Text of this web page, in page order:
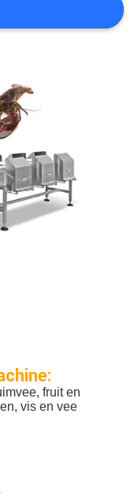
fruit en
vis en vee